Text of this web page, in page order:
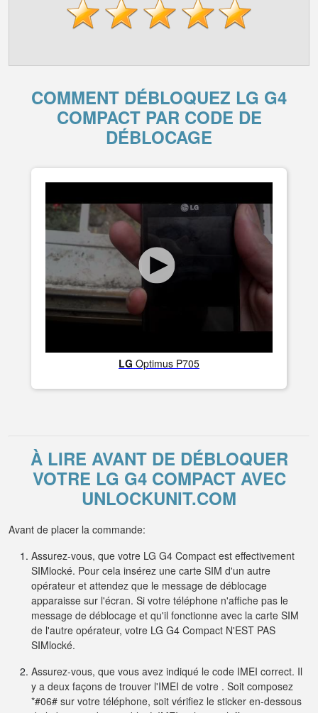
COMMENT DÉBLOQUEZ LG G4
COMPACT PAR CODE DE
DÉBLOCAGE
LG Optimus P705
À LIRE AVANT DE DÉBLOQUER
VOTRE LG G4 COMPACT AVEC
UNLOCKUNIT.COM
Avant de placer la commande:
Assurez-vous, que votre LG G4 Compact est effectivement
SIMlocké. Pour cela insérez une carte SIM d'un autre
opérateur et attendez que le message de déblocage
apparaisse sur l'écran. Si votre téléphone n'affiche pas le
message de déblocage et qu'il fonctionne avec la carte SIM
de l'autre opérateur, votre LG G4 Compact N'EST PAS
SIMlocké.
Assurez-vous, que vous avez indiqué le code IMEI correct. Il
y a deux façons de trouver l'IMEI de votre . Soit composez
*#06# sur votre téléphone, soit vérifiez le sticker en-dessous